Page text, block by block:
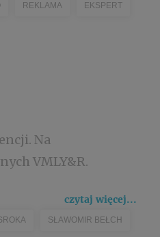
REKLAMA EKSPERT
Na
VMLY&R.
czytaj więcej...
SŁAWOMIR BEŁCH